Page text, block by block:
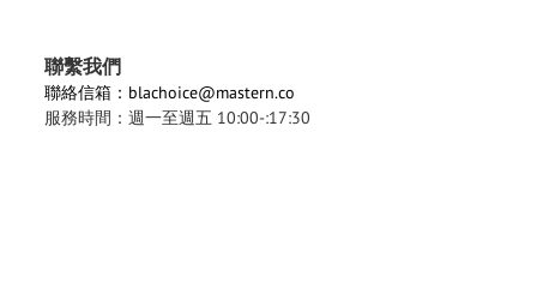
聯繫我們
聯絡信箱：blachoice@mastern.co
服務時間：週一至週五 10:00-:17:30